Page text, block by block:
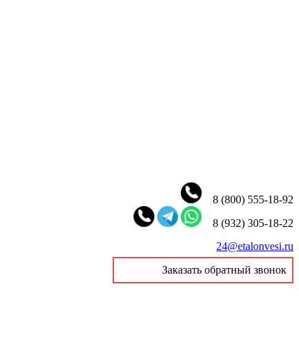
8 (800) 555-18-92
8 (932) 305-18-22
24@etalonvesi.ru
Заказать обратный звонок